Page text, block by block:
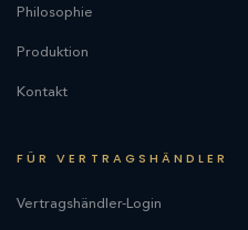
Philosophie
Produktion
Kontakt
FÜR VERTRAGSHÄNDLER
Vertragshändler-Login